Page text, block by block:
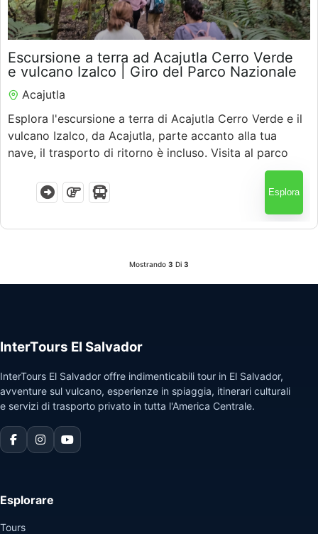
$60.00
5.5 Ore
Escursione a terra ad Acajutla Cerro Verde
e vulcano Izalco | Giro del Parco Nazionale
Acajutla
Esplora l'escursione a terra di Acajutla Cerro Verde e il
vulcano Izalco, da Acajutla, parte accanto alla tua
nave, il trasporto di ritorno è incluso. Visita al parco
nazionale, godere di viste panoramiche, e scopri gli
iconici vulcani di El Salvador con guide esperte.
Esplora
Mostrando 3 Di 3
InterTours El Salvador
InterTours El Salvador offre indimenticabili tour in El Salvador,
avventure sul vulcano, esperienze in spiaggia, itinerari culturali
e servizi di trasporto privato in tutta l'America Centrale.
Esplorare
Tours